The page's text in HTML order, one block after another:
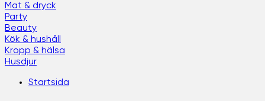
Mat & dryck
Party
Beauty
Kök & hushåll
Kropp & hälsa
Husdjur
Startsida